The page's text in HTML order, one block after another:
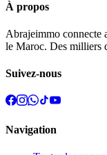
À propos
Abrajeimmo connecte
le Maroc. Des milliers
Suivez-nous
Navigation